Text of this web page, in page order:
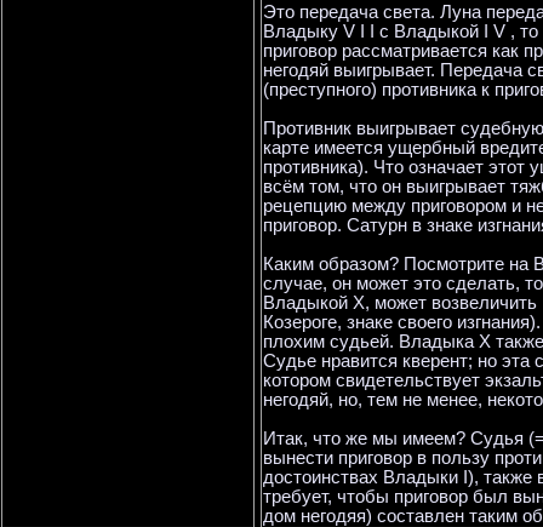
Это передача света. Луна
Владыку V I I с Владыкой I V , то
приговор рассматривается как
негодяй выигрывает. Передача
(преступного) противника к
Противник выигрывает
карте имеется ущербный
противника). Что означает
всём том, что он выигрывает
рецепцию между приговором и
приговор. Сатурн в знаке
Каким образом? Посмотрите на
случае, он может это сделать,
Владыкой X, может
Козероге, знаке своего
плохим судьей. Владыка X
Судье нравится кверент; но эта
котором свидетельствует
негодяй, но, тем не менее,
Итак, что же мы имеем? Судья
вынести приговор в пользу
достоинствах Владыки I), также
требует, чтобы приговор был
дом негодяя) составлен таким